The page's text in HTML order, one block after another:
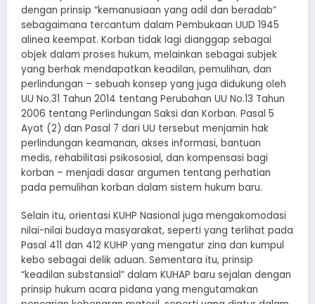
dengan prinsip “kemanusiaan yang adil dan beradab”
sebagaimana tercantum dalam Pembukaan UUD 1945
alinea keempat. Korban tidak lagi dianggap sebagai
objek dalam proses hukum, melainkan sebagai subjek
yang berhak mendapatkan keadilan, pemulihan, dan
perlindungan – sebuah konsep yang juga didukung oleh
UU No.31 Tahun 2014 tentang Perubahan UU No.13 Tahun
2006 tentang Perlindungan Saksi dan Korban. Pasal 5
Ayat (2) dan Pasal 7 dari UU tersebut menjamin hak
perlindungan keamanan, akses informasi, bantuan
medis, rehabilitasi psikososial, dan kompensasi bagi
korban – menjadi dasar argumen tentang perhatian
pada pemulihan korban dalam sistem hukum baru.
Selain itu, orientasi KUHP Nasional juga mengakomodasi
nilai-nilai budaya masyarakat, seperti yang terlihat pada
Pasal 411 dan 412 KUHP yang mengatur zina dan kumpul
kebo sebagai delik aduan. Sementara itu, prinsip
“keadilan substansial” dalam KUHAP baru sejalan dengan
prinsip hukum acara pidana yang mengutamakan